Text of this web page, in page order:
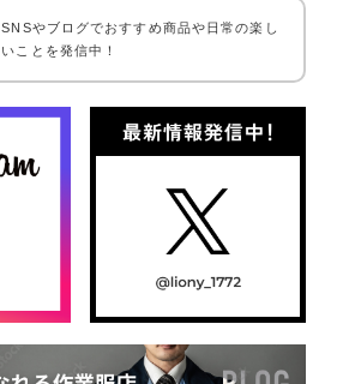
SNSやブログでおすすめ商品や日常の楽し
いことを発信中！